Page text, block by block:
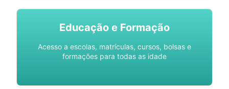
Educação e Formação
Acesso a escolas, matrículas, cursos, bolsas e
formações para todas as idade